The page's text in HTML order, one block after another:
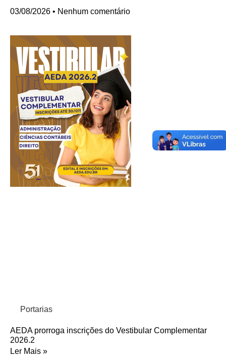
03/08/2026
Nenhum comentário
Portarias
AEDA prorroga inscrições do Vestibular Complementar
2026.2
Ler Mais »